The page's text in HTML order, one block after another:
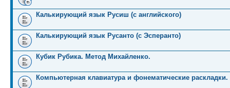
Калькирующий язык Русиш (с английского)
Калькирующий язык Русанто (с Эсперанто)
Кубик Рубика. Метод Михайленко.
Компьютерная клавиатура и фонематические раскладки.